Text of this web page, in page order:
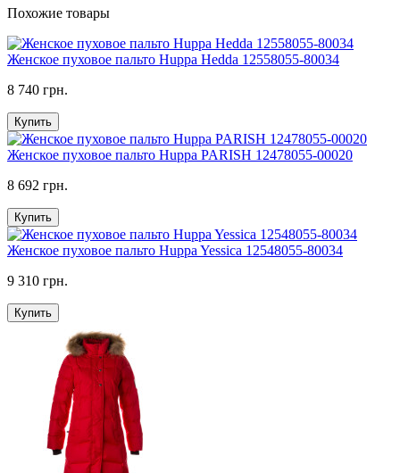
Похожие товары
Женское пуховое пальто Huppa Hedda 12558055-80034
8 740 грн.
Купить
Женское пуховое пальто Huppa PARISH 12478055-00020
8 692 грн.
Купить
Женское пуховое пальто Huppa Yessica 12548055-80034
9 310 грн.
Купить